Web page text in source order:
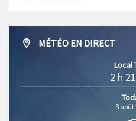
MÉTÉO EN DIRECT
Local
2 h
8 août